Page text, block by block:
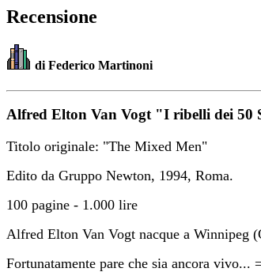
Recensione
di Federico Martinoni
Alfred Elton Van Vogt "I ribelli dei 50
Titolo originale: "The Mixed Men"
Edito da Gruppo Newton, 1994, Roma.
100 pagine - 1.000 lire
Alfred Elton Van Vogt nacque a Winnipeg
Fortunatamente pare che sia ancora vivo...